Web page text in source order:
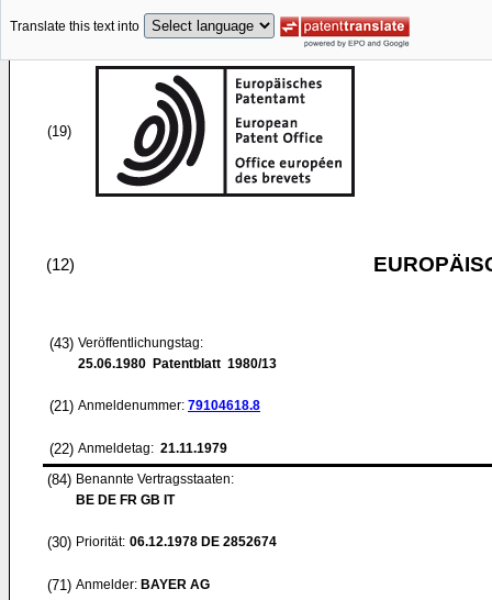
Translate this text into
(19)
(12)
(43) Veröffentlichungstag:
25.06.1980 Patentblatt 1980/13
(21) Anmeldenummer: 79104618.8
(22) Anmeldetag: 21.11.1979
(84) Benannte Vertragsstaaten:
BE DE FR GB IT
(30) Priorität: 06.12.1978 DE 2852674
(71) Anmelder: BAYER AG